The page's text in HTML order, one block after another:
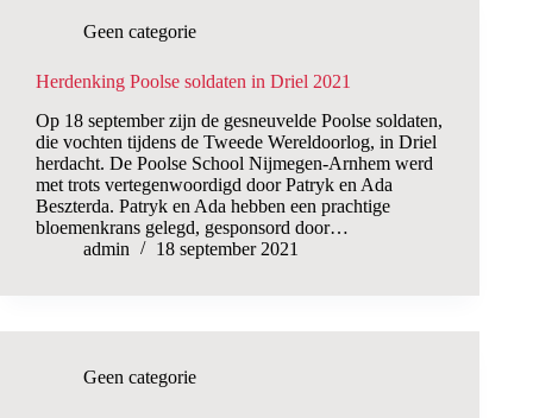
Geen categorie
Herdenking Poolse soldaten in Driel 2021
Op 18 september zijn de gesneuvelde Poolse soldaten,
die vochten tijdens de Tweede Wereldoorlog, in Driel
herdacht. De Poolse School Nijmegen-Arnhem werd
met trots vertegenwoordigd door Patryk en Ada
Beszterda. Patryk en Ada hebben een prachtige
bloemenkrans gelegd, gesponsord door…
admin
18 september 2021
Geen categorie